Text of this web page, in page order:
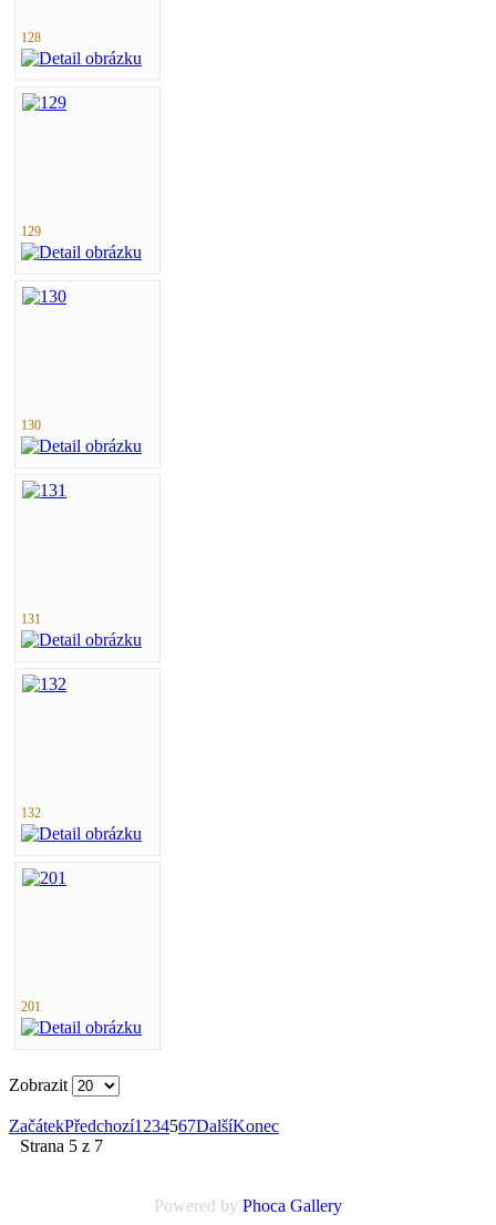
128
129
130
131
132
201
Zobrazit
ZačátekPředchozí1 234567DalšíKonec
Strana 5 z 7
Powered by Phoca Gallery